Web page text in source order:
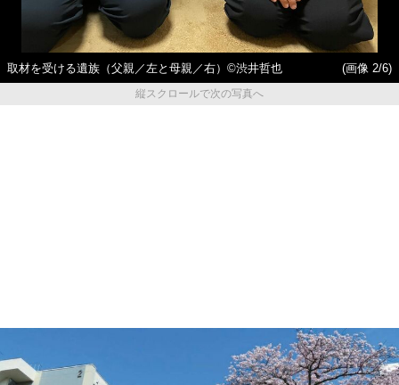
取材を受ける遺族（父親／左と母親／右）©渋井哲也
(画像 2/6)
縦スクロールで次の写真へ